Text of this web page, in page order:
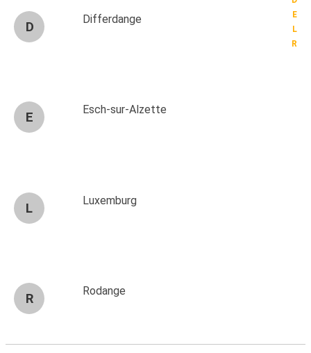
E
L
R
D
Differdange
E
Esch-sur-Alzette
L
Luxemburg
R
Rodange